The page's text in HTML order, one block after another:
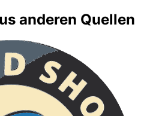
anderen Quellen